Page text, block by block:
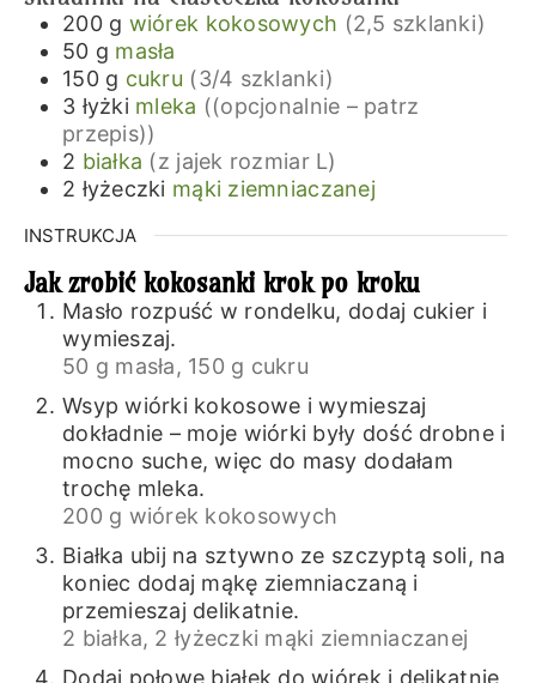
200 g wiórek kokosowych (2,5 szklanki)
50 g masła
150 g cukru (3/4 szklanki)
3 łyżki mleka ((opcjonalnie – patrz
przepis))
2 białka (z jajek rozmiar L)
2 łyżeczki mąki ziemniaczanej
INSTRUKCJA
Jak zrobić kokosanki krok po kroku
Masło rozpuść w rondelku, dodaj cukier i
wymieszaj.
50 g masła, 150 g cukru
Wsyp wiórki kokosowe i wymieszaj
dokładnie – moje wiórki były dość drobne i
mocno suche, więc do masy dodałam
trochę mleka.
200 g wiórek kokosowych
Białka ubij na sztywno ze szczyptą soli, na
koniec dodaj mąkę ziemniaczaną i
przemieszaj delikatnie.
2 białka, 2 łyżeczki mąki ziemniaczanej
Dodaj połowę białek do wiórek i delikatnie